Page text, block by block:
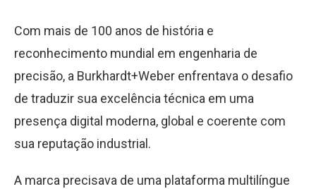
Com mais de 100 anos de história e
reconhecimento mundial em engenharia de
precisão, a Burkhardt+Weber enfrentava o desafio
de traduzir sua excelência técnica em uma
presença digital moderna, global e coerente com
sua reputação industrial.
A marca precisava de uma plataforma multilíngue